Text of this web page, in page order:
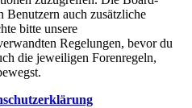
Benutzern auch zusätzliche
bitte unsere
Regelungen, bevor du
die jeweiligen Forenregeln,